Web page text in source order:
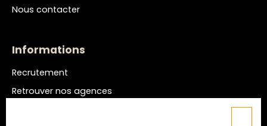
Nous contacter
Informations
Recrutement
Retrouver nos agences